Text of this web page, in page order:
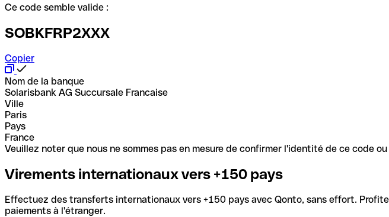
Ce code semble valide :
SOBKFRP2XXX
Copier
Nom de la banque
Solarisbank AG Succursale Francaise
Ville
Paris
Pays
France
Veuillez noter que nous ne sommes pas en mesure de confirmer l'identité de ce code
Virements internationaux vers +150 pays
Effectuez des transferts internationaux vers +150 pays avec Qonto, sans effort.
paiements à l'étranger.